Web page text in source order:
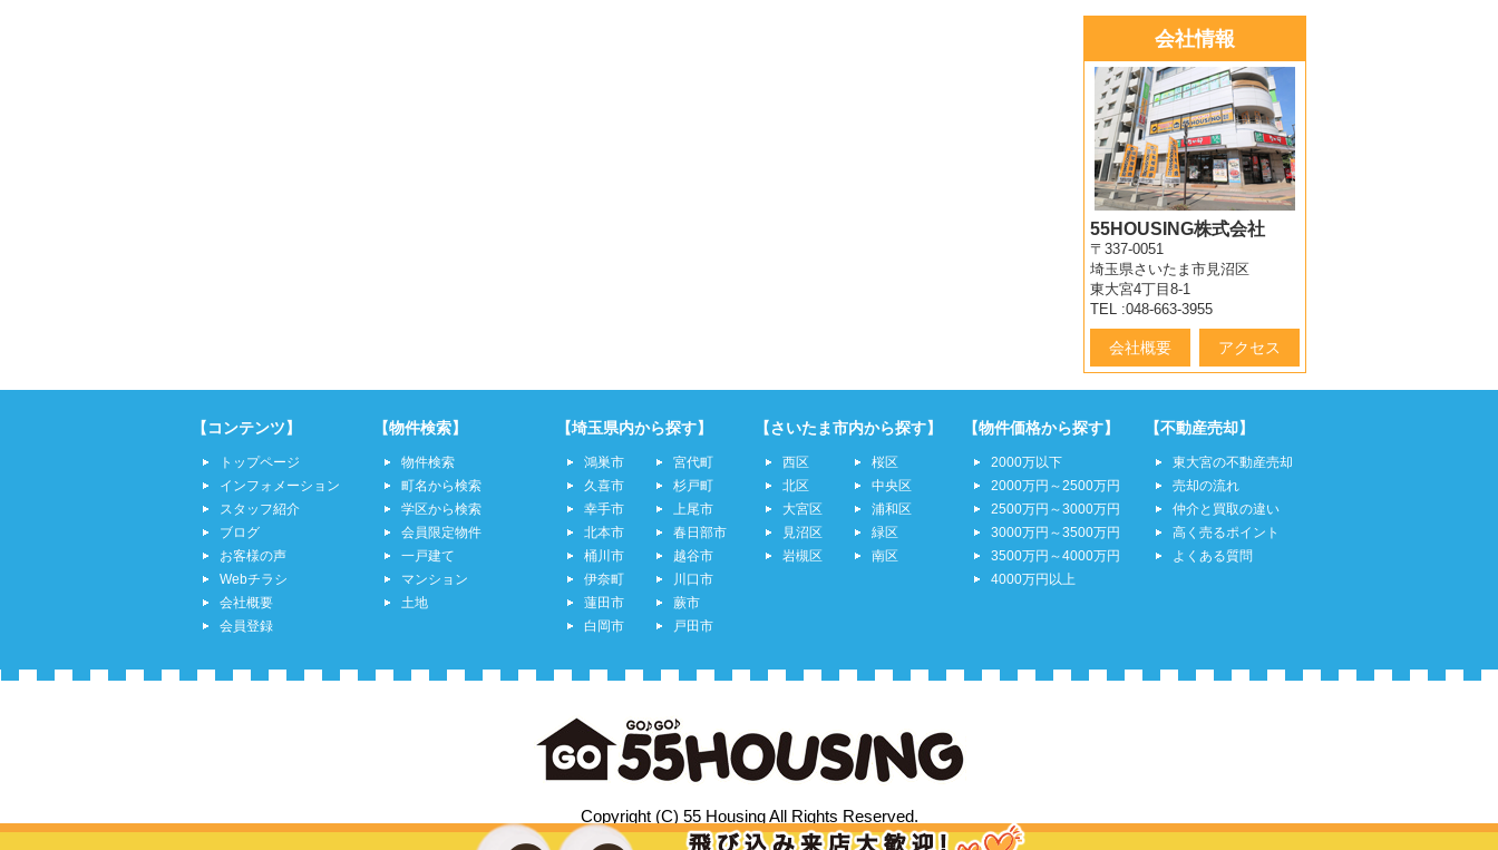
会社情報
55HOUSING株式会社
〒337-0051
埼玉県さいたま市見沼区
東大宮4丁目8-1
TEL :048-663-3955
会社概要 アクセス
【コンテンツ】
トップページ
インフォメーション
スタッフ紹介
ブログ
お客様の声
Webチラシ
会社概要
会員登録
【物件検索】
物件検索
町名から検索
学区から検索
会員限定物件
一戸建て
マンション
土地
【埼玉県内から探す】
鴻巣市
久喜市
幸手市
北本市
桶川市
伊奈町
蓮田市
白岡市
宮代町
杉戸町
上尾市
春日部市
越谷市
川口市
蕨市
戸田市
【さいたま市内から探す】
西区
北区
大宮区
見沼区
岩槻区
桜区
中央区
浦和区
緑区
南区
【物件価格から探す】
2000万以下
2000万円～2500万円
2500万円～3000万円
3000万円～3500万円
3500万円～4000万円
4000万円以上
【不動産売却】
東大宮の不動産売却
売却の流れ
仲介と買取の違い
高く売るポイント
よくある質問
Copyright (C) 55 Housing All Rights Reserved.